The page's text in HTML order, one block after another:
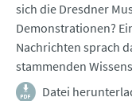
sich die Dresdner
Demonstrationen?
Nachrichten sprach
stammenden
Datei